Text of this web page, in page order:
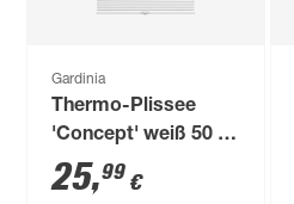
Gardinia
Thermo-Plissee
'Concept' weiß 50 x
130 cm
25,99 €